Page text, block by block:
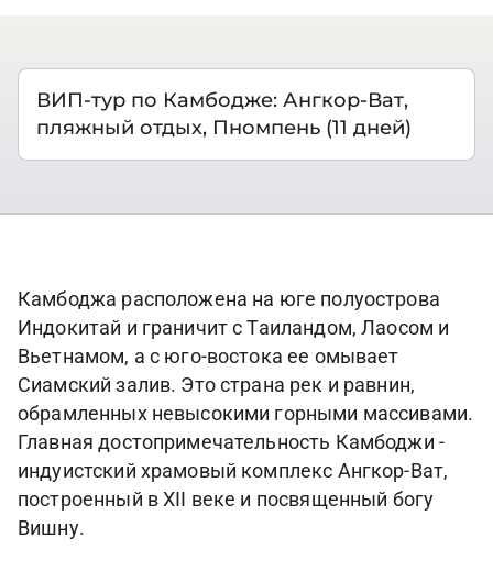
ВИП-тур по Камбодже: Ангкор-Ват,
пляжный отдых, Пномпень (11 дней)
Камбоджа расположена на юге полуострова
Индокитай и граничит с Таиландом, Лаосом и
Вьетнамом, а с юго-востока ее омывает
Сиамский залив. Это страна рек и равнин,
обрамленных невысокими горными массивами.
Главная достопримечательность Камбоджи -
индуистский храмовый комплекс Ангкор-Ват,
построенный в XII веке и посвященный богу
Вишну.